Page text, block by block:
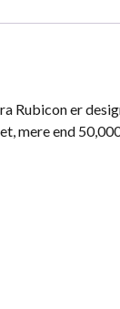
Rubicon er
mere end